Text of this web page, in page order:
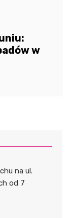
w
na ul.
od 7